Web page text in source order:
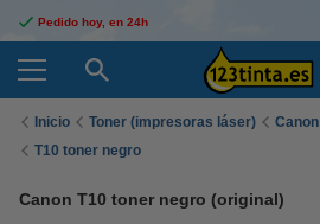
Pedido hoy, en 24h
Inicio Toner (impresoras láser) Canon
T10 toner negro
Canon T10 toner negro (original)